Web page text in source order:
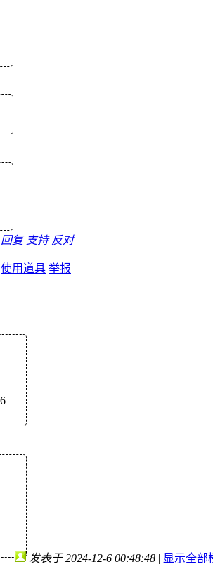
回复 支持 反对
使用道具 举报
发表于 2024-12-6 00:48:48 | 显示全部